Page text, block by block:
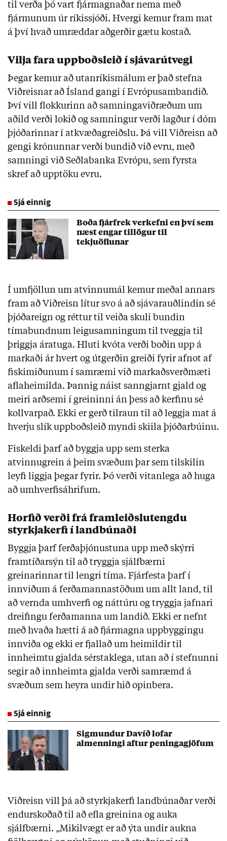
til verða þó vart fjármagnaðar nema með
fjármunum úr ríkissjóði. Hvergi kemur fram mat
á því hvað umræddar aðgerðir gætu kostað.
Vilja fara uppboðsleið í sjávarútvegi
Þegar kemur að utanríkismálum er það stefna
Viðreisnar að Ísland gangi í Evrópusambandið.
Því vill flokkurinn að samningaviðræðum um
aðild verði lokið og samningur verði lagður í dóm
þjóðarinnar í atkvæðagreiðslu. Þá vill Viðreisn að
gengi krónunnar verði bundið við evru, með
samningi við Seðlabanka Evrópu, sem fyrsta
skref að upptöku evru.
Sjá einnig
Boða fjárfrek verkefni en því sem
næst engar tillögur til
tekjuöflunar
Í umfjöllun um atvinnumál kemur meðal annars
fram að Viðreisn lítur svo á að sjávarauðlindin sé
þjóðareign og réttur til veiða skuli bundin
tímabundnum leigusamningum til tveggja til
þriggja áratuga. Hluti kvóta verði boðin upp á
markaði ár hvert og útgerðin greiði fyrir afnot af
fiskimiðunum í samræmi við markaðsverðmæti
aflaheimilda. Þannig náist sanngjarnt gjald og
meiri arðsemi í greininni án þess að kerfinu sé
kollvarpað. Ekki er gerð tilraun til að leggja mat á
hverju slík uppboðsleið myndi skiila þjóðarbúinu.
Fiskeldi þarf að byggja upp sem sterka
atvinnugrein á þeim svæðum þar sem tilskilin
leyfi liggja þegar fyrir. Þó verði vitanlega að huga
að umhverfisáhrifum.
Horfið verði frá framleiðslutengdu
styrkjakerfi í landbúnaði
Byggja þarf ferðaþjónustuna upp með skýrri
framtíðarsýn til að tryggja sjálfbærni
greinarinnar til lengri tíma. Fjárfesta þarf í
innviðum á ferðamannastöðum um allt land, til
að vernda umhverfi og náttúru og tryggja jafnari
dreifingu ferðamanna um landið. Ekki er nefnt
með hvaða hætti á að fjármagna uppbyggingu
innviða og ekki er fjallað um heimildir til
innheimtu gjalda sérstaklega, utan að í stefnunni
segir að innheimta gjalda verði samræmd á
svæðum sem heyra undir hið opinbera.
Sjá einnig
Sigmundur Davíð lofar
almenningi aftur peningagjöfum
Viðreisn vill þá að styrkjakerfi landbúnaðar verði
endurskoðað til að efla greinina og auka
sjálfbærni. „Mikilvægt er að ýta undir aukna